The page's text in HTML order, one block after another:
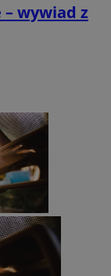
wywiad z